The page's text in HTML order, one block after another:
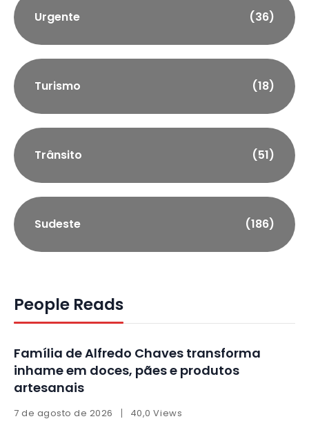
Urgente (36)
Turismo (18)
Trânsito (51)
Sudeste (186)
People Reads
Família de Alfredo Chaves transforma
inhame em doces, pães e produtos
artesanais
7 de agosto de 2026 40,0 Views